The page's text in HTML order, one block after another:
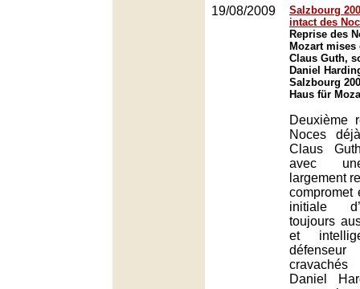
19/08/2009
Salzbourg
intact des
Reprise des
Mozart mises
Claus Guth,
Daniel
Salzbourg
Haus für
Deuxième
Noces
Claus
avec
largement
compromet
initiale
toujours
et
Daniel